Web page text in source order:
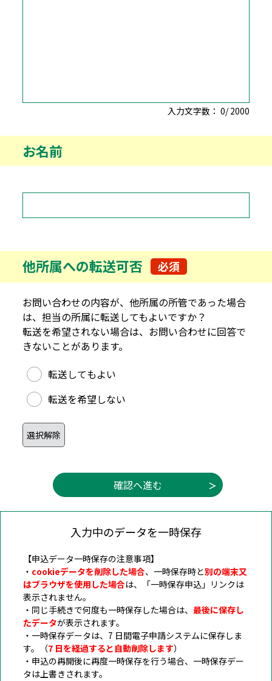
入力文字数： 0/2000
お名前
他所属への転送可否 必須
お問い合わせの内容が、他所属の所管であった場合
は、担当の所属に転送してもよいですか？
転送を希望されない場合は、お問い合わせに回答で
きないことがあります。
他所属への転送可否
転送してもよい
転送を希望しない
入力中のデータを一時保存
【申込データ一時保存の注意事項】
・ cookieデータを削除した場合、一時保存時と別の端末又
はブラウザを使用した場合は、「一時保存申込」リンクは
表示されません。
・同じ手続きで何度も一時保存した場合は、 最後に保存し
たデータが表示されます。
・一時保存データは、7 日間電子申請システムに保存しま
す。（7 日を経過すると自動削除します）
・申込の再開後に再度一時保存を行う場合、一時保存デー
タは上書きされます。